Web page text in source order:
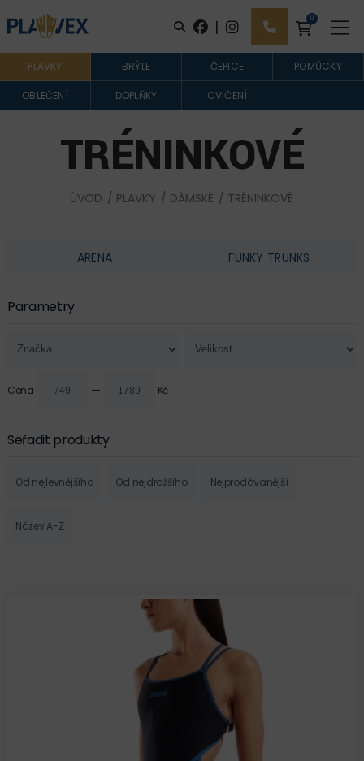
| 0
PLAVKY BRÝLE ČEPICE POMŮCKY
OBLEČENÍ DOPLŇKY CVIČENÍ
TRÉNINKOVÉ
ÚVOD / PLAVKY / DÁMSKÉ / TRÉNINKOVÉ
ARENA FUNKY TRUNKS
Parametry
Cena — Kč
Seřadit produkty
Od nejlevnějšího Od nejdražšího Nejprodávanější
Název A-Z